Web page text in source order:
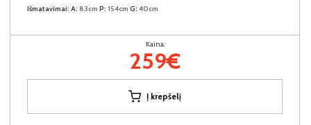
Išmatavimai: A: 83cm P: 154cm G: 40cm
Kaina:
259€
Į krepšelį